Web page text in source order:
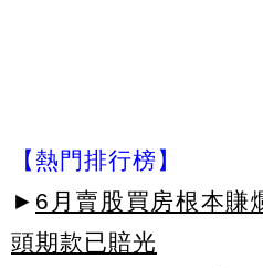
【熱門排行榜】
► 6月賣股買房根本賺
頭期款已賠光